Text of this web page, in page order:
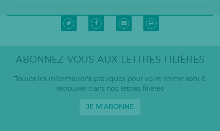
ABONNEZ-VOUS AUX LETTRES FILIÈRES
Toutes les informations pratiques pour votre ferme sont à
retrouver dans nos lettres filières
JE M'ABONNE